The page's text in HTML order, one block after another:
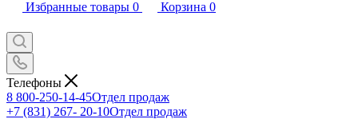
Избранные товары 0 Корзина 0
Телефоны
8 800-250-14-45Отдел продаж
+7 (831) 267- 20-10Отдел продаж